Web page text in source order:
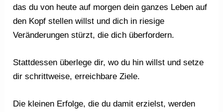
das du von heute auf morgen dein ganzes Leben auf
den Kopf stellen willst und dich in riesige
Veränderungen stürzt, die dich überfordern.
Stattdessen überlege dir, wo du hin willst und setze
dir schrittweise, erreichbare Ziele.
Die kleinen Erfolge, die du damit erzielst, werden